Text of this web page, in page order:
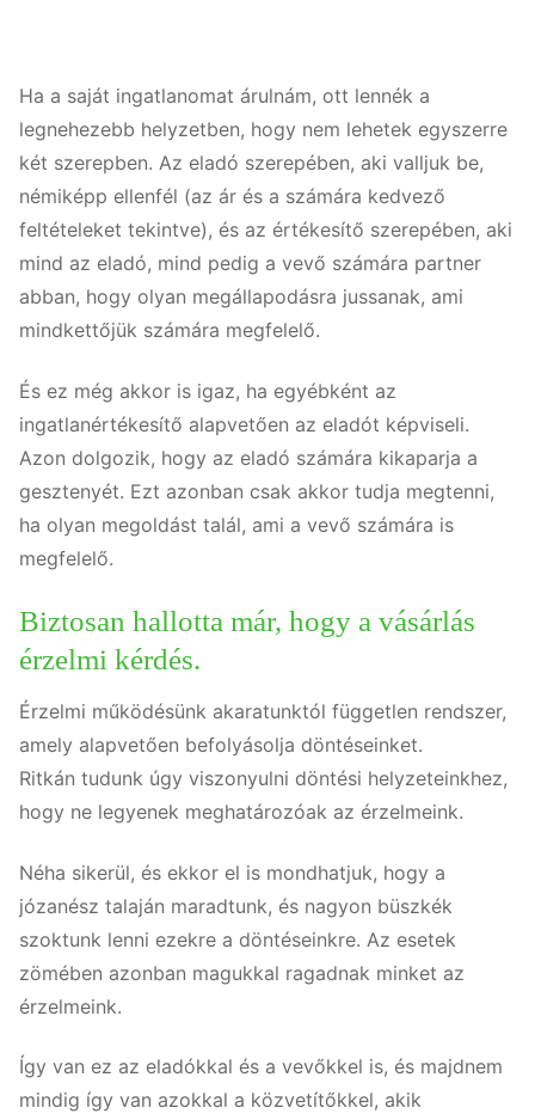
Ha a saját ingatlanomat árulnám, ott lennék a
legnehezebb helyzetben, hogy nem lehetek egyszerre
két szerepben. Az eladó szerepében, aki valljuk be,
némiképp ellenfél (az ár és a számára kedvező
feltételeket tekintve), és az értékesítő szerepében, aki
mind az eladó, mind pedig a vevő számára partner
abban, hogy olyan megállapodásra jussanak, ami
mindkettőjük számára megfelelő.
És ez még akkor is igaz, ha egyébként az
ingatlanértékesítő alapvetően az eladót képviseli.
Azon dolgozik, hogy az eladó számára kikaparja a
gesztenyét. Ezt azonban csak akkor tudja megtenni,
ha olyan megoldást talál, ami a vevő számára is
megfelelő.
Biztosan hallotta már, hogy a vásárlás
érzelmi kérdés.
Érzelmi működésünk akaratunktól független rendszer,
amely alapvetően befolyásolja döntéseinket.
Ritkán tudunk úgy viszonyulni döntési helyzeteinkhez,
hogy ne legyenek meghatározóak az érzelmeink.
Néha sikerül, és ekkor el is mondhatjuk, hogy a
józanész talaján maradtunk, és nagyon büszkék
szoktunk lenni ezekre a döntéseinkre. Az esetek
zömében azonban magukkal ragadnak minket az
érzelmeink.
Így van ez az eladókkal és a vevőkkel is, és majdnem
mindig így van azokkal a közvetítőkkel, akik